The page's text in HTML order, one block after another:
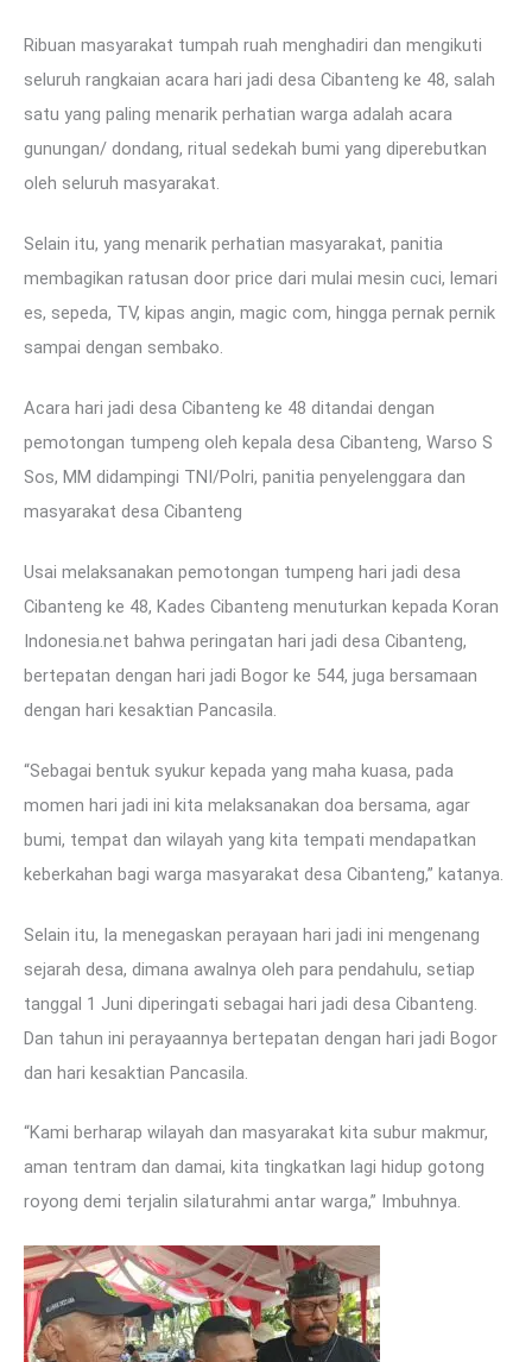
Ribuan masyarakat tumpah ruah menghadiri dan mengikuti
seluruh rangkaian acara hari jadi desa Cibanteng ke 48, salah
satu yang paling menarik perhatian warga adalah acara
gunungan/ dondang, ritual sedekah bumi yang diperebutkan
oleh seluruh masyarakat.
Selain itu, yang menarik perhatian masyarakat, panitia
membagikan ratusan door price dari mulai mesin cuci, lemari
es, sepeda, TV, kipas angin, magic com, hingga pernak pernik
sampai dengan sembako.
Acara hari jadi desa Cibanteng ke 48 ditandai dengan
pemotongan tumpeng oleh kepala desa Cibanteng, Warso S
Sos, MM didampingi TNI/Polri, panitia penyelenggara dan
masyarakat desa Cibanteng
Usai melaksanakan pemotongan tumpeng hari jadi desa
Cibanteng ke 48, Kades Cibanteng menuturkan kepada Koran
Indonesia.net bahwa peringatan hari jadi desa Cibanteng,
bertepatan dengan hari jadi Bogor ke 544, juga bersamaan
dengan hari kesaktian Pancasila.
“Sebagai bentuk syukur kepada yang maha kuasa, pada
momen hari jadi ini kita melaksanakan doa bersama, agar
bumi, tempat dan wilayah yang kita tempati mendapatkan
keberkahan bagi warga masyarakat desa Cibanteng,” katanya.
Selain itu, Ia menegaskan perayaan hari jadi ini mengenang
sejarah desa, dimana awalnya oleh para pendahulu, setiap
tanggal 1 Juni diperingati sebagai hari jadi desa Cibanteng.
Dan tahun ini perayaannya bertepatan dengan hari jadi Bogor
dan hari kesaktian Pancasila.
“Kami berharap wilayah dan masyarakat kita subur makmur,
aman tentram dan damai, kita tingkatkan lagi hidup gotong
royong demi terjalin silaturahmi antar warga,” Imbuhnya.